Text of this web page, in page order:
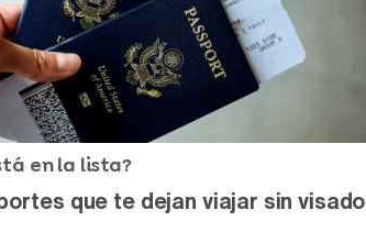
en la lista?
que te dejan viajar sin visado